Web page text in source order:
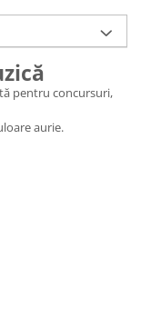
pentru concursuri,
aurie.